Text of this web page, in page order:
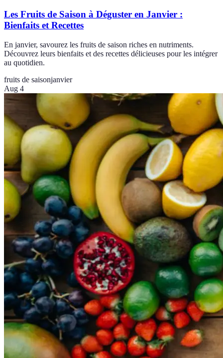
Les Fruits de Saison à Déguster en Janvier :
Bienfaits et Recettes
En janvier, savourez les fruits de saison riches en nutriments.
Découvrez leurs bienfaits et des recettes délicieuses pour les intégrer
au quotidien.
fruits de saisonjanvier
Aug 4